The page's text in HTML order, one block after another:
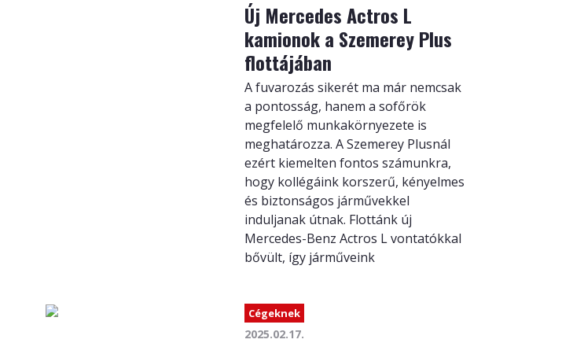
Új Mercedes Actros L
kamionok a Szemerey Plus
flottájában
A fuvarozás sikerét ma már nemcsak
a pontosság, hanem a sofőrök
megfelelő munkakörnyezete is
meghatározza. A Szemerey Plusnál
ezért kiemelten fontos számunkra,
hogy kollégáink korszerű, kényelmes
és biztonságos járművekkel
induljanak útnak. Flottánk új
Mercedes-Benz Actros L vontatókkal
bővült, így járműveink
Cégeknek
2025.02.17.